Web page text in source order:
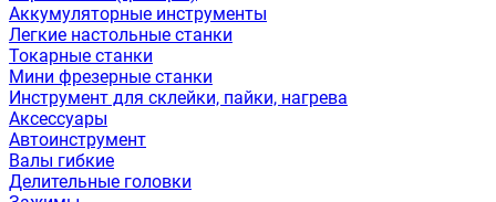
Аккумуляторные инструменты
Легкие настольные станки
Токарные станки
Мини фрезерные станки
Инструмент для склейки, пайки, нагрева
Аксессуары
Автоинструмент
Валы гибкие
Делительные головки